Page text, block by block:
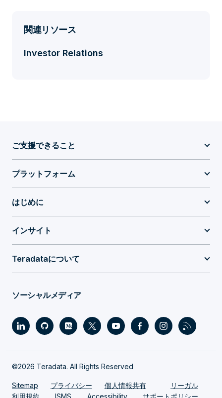
関連リソース
Investor Relations
ご支援できること
プラットフォーム
はじめに
インサイト
Teradataについて
ソーシャルメディア
©2026 Teradata. All Rights Reserved
Sitemap プライバシー 個人情報共有
リーガル
利用規約
ISMS Accessibility サポートポリシー